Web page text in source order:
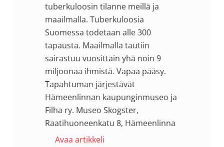
tuberkuloosin tilanne meillä ja
maailmalla. Tuberkuloosia
Suomessa todetaan alle 300
tapausta. Maailmalla tautiin
sairastuu vuosittain yhä noin 9
miljoonaa ihmistä. Vapaa pääsy.
Tapahtuman järjestävät
Hämeenlinnan kaupunginmuseo ja
Filha ry. Museo Skogster,
Raatihuoneenkatu 8, Hämeenlinna
Avaa artikkeli